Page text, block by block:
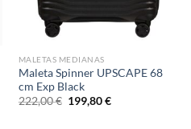
MALETAS MEDIANAS
Maleta Spinner UPSCAPE 68
cm Exp Black
222,00€ El
precio
199,80€El